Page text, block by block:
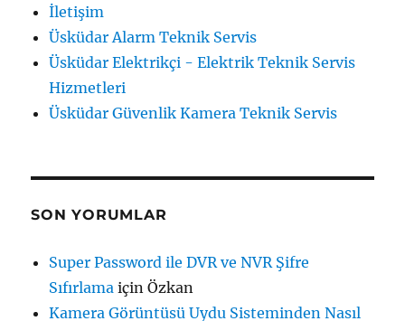
İletişim
Üsküdar Alarm Teknik Servis
Üsküdar Elektrikçi - Elektrik Teknik Servis
Hizmetleri
Üsküdar Güvenlik Kamera Teknik Servis
SON YORUMLAR
Super Password ile DVR ve NVR Şifre
Sıfırlama içinÖzkan
Kamera Görüntüsü Uydu Sisteminden Nasıl